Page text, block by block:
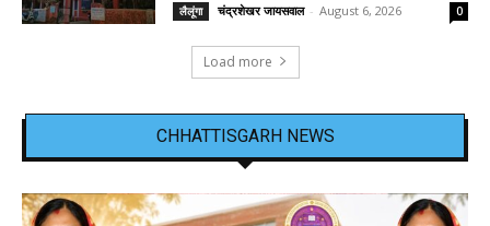
लैलूंगा चंद्रशेखर जायसवाल - August 6, 2026 0
Load more
CHHATTISGARH NEWS